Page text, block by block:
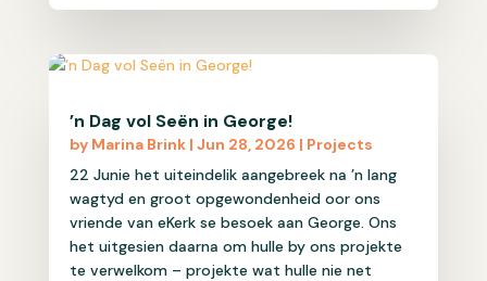
’n Dag vol Seën in George!
by Marina Brink| Jun 28, 2026 | Projects
22 Junie het uiteindelik aangebreek na ’n lang
wagtyd en groot opgewondenheid oor ons
vriende van eKerk se besoek aan George. Ons
het uitgesien daarna om hulle by ons projekte
te verwelkom – projekte wat hulle nie net